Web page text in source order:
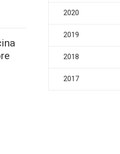
2020
2019
2018
2017